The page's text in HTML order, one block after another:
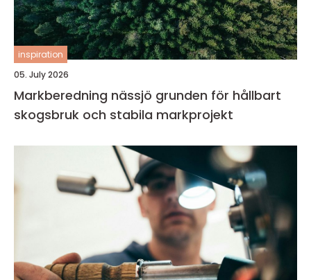
inspiration
05. July 2026
Markberedning nässjö grunden för hållbart
skogsbruk och stabila markprojekt